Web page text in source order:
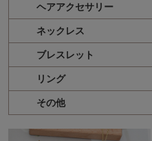
ヘアアクセサリー
ネックレス
ブレスレット
リング
その他